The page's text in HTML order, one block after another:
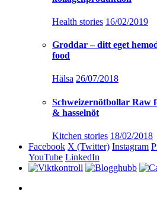
Health stories 16/02/2019
Groddar – ditt eget
food
Hälsa 26/07/2018
Schweizernötbollar Raw
& hasselnöt
Kitchen stories 18/02/2018
Facebook X (Twitter) Instagram
YouTube LinkedIn